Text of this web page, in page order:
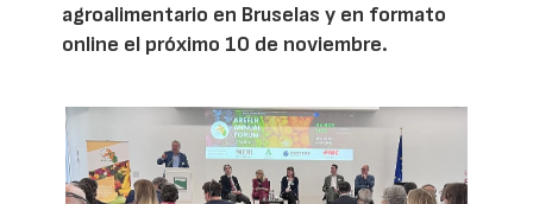
agroalimentario en Bruselas y en formato
online el próximo 10 de noviembre.